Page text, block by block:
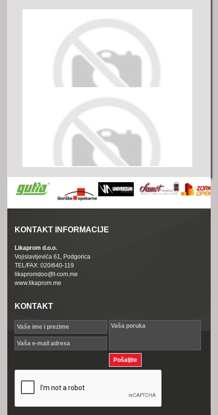
KONTAKT INFORMACIJE
Likaprom d.o.o.
Vojislavljevića 61, Podgorica
TEL/FAX: 020/640-119
likapromdoo@t-com.me
www.likaprom.me
KONTAKT